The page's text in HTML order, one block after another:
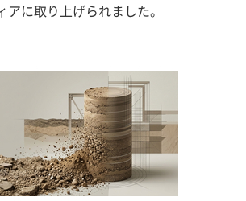
アに取り上げられました。